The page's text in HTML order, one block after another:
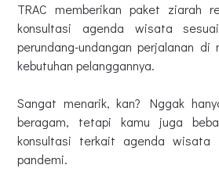
TRAC memberikan paket ziarah
konsultasi agenda wisata
perundang-undangan perjalanan
kebutuhan pelanggannya.
Sangat menarik, kan? Nggak
beragam, tetapi kamu juga
konsultasi terkait agenda
pandemi.